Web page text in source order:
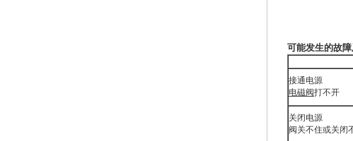
可能发生的故
接通电源
电磁阀打不开
关闭电源
阀关不住或关闭